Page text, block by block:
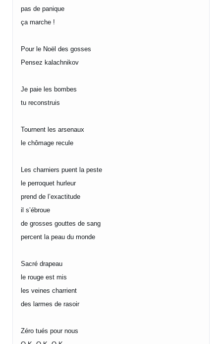
pas de panique
ça marche !
Pour le Noël des gosses
Pensez kalachnikov
Je paie les bombes
tu reconstruis
Tournent les arsenaux
le chômage recule
Les charniers puent la peste
le perroquet hurleur
prend de l’exactitude
il s’ébroue
de grosses gouttes de sang
percent la peau du monde
Sacré drapeau
le rouge est mis
les veines charrient
des larmes de rasoir
Zéro tués pour nous